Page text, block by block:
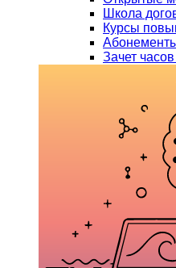
Школа
Курсы
Зачет